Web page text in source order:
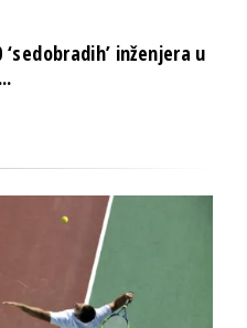
inženjera u